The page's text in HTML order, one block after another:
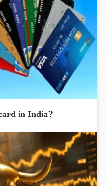
in India?